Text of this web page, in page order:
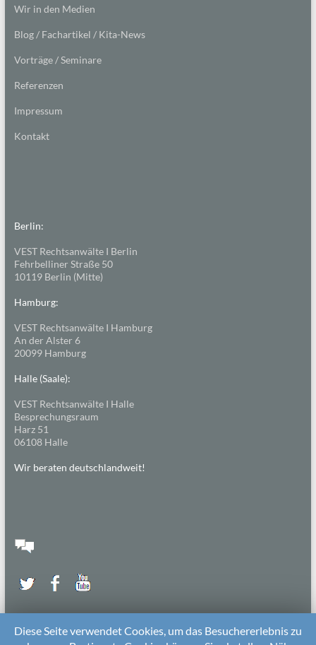
Wir in den Medien
Blog / Fachartikel / Kita-News
Vorträge / Seminare
Referenzen
Impressum
Kontakt
Berlin:
VEST Rechtsanwälte I Berlin
Fehrbelliner Straße 50
10119 Berlin (Mitte)
Hamburg:
VEST Rechtsanwälte I Hamburg
An der Alster 6
20099 Hamburg
Halle (Saale):
VEST Rechtsanwälte I Halle
Besprechungsraum
Harz 51
06108 Halle
Wir beraten deutschlandweit!
Diese Seite verwendet Cookies, um das Besuchererlebnis zu